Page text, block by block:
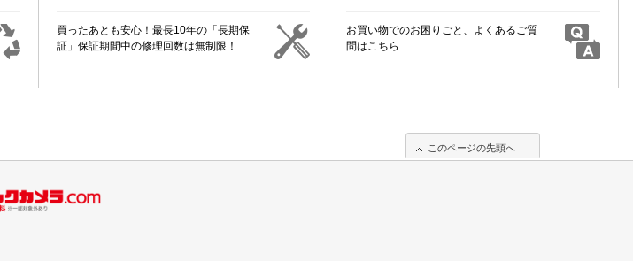
買ったあとも安心！最長10年の「長期保
証」保証期間中の修理回数は無制限！
お買い物でのお困りごと、よくあるご質
問はこちら
このページの先頭へ